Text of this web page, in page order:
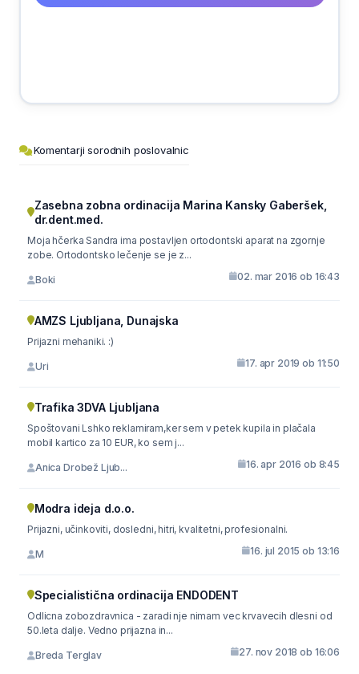
Komentarji sorodnih poslovalnic
Zasebna zobna ordinacija Marina Kansky Gaberšek,
dr.dent.med.
Moja hčerka Sandra ima postavljen ortodontski aparat na zgornje
zobe. Ortodontsko lečenje se je z...
Boki 02. mar 2016 ob 16:43
AMZS Ljubljana, Dunajska
Prijazni mehaniki. :)
Uri 17. apr 2019 ob 11:50
Trafika 3DVA Ljubljana
Spoštovani Lshko reklamiram,ker sem v petek kupila in plačala
mobil kartico za 10 EUR, ko sem j...
Anica Drobež Ljub... 16. apr 2016 ob 8:45
Modra ideja d.o.o.
Prijazni, učinkoviti, dosledni, hitri, kvalitetni, profesionalni.
M 16. jul 2015 ob 13:16
Specialistična ordinacija ENDODENT
Odlicna zobozdravnica - zaradi nje nimam vec krvavecih dlesni od
50.leta dalje. Vedno prijazna in...
Breda Terglav 27. nov 2018 ob 16:06